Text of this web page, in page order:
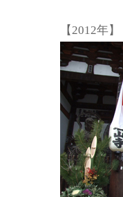
【2012年】